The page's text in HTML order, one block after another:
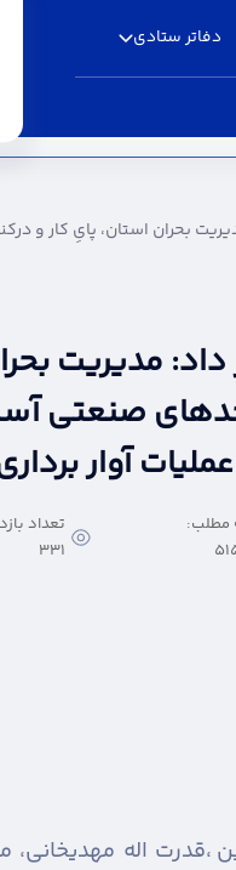
دفاتر ستادی
پایِ کار و
بحران استان، پایِ کار و
مدیریت
صنعتی
آوار
مطلب:
تعداد
331
،قدرت اله مهدیخانی،